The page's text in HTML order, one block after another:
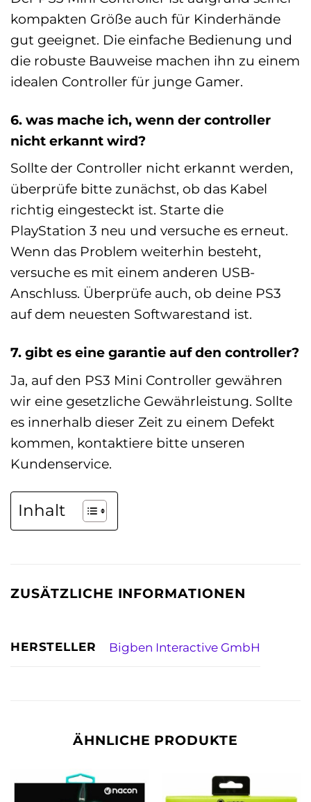
kompakten Größe auch für Kinderhände
gut geeignet. Die einfache Bedienung und
die robuste Bauweise machen ihn zu einem
idealen Controller für junge Gamer.
6. was mache ich, wenn der controller
nicht erkannt wird?
Sollte der Controller nicht erkannt werden,
überprüfe bitte zunächst, ob das Kabel
richtig eingesteckt ist. Starte die
PlayStation 3 neu und versuche es erneut.
Wenn das Problem weiterhin besteht,
versuche es mit einem anderen USB-
Anschluss. Überprüfe auch, ob deine PS3
auf dem neuesten Softwarestand ist.
7. gibt es eine garantie auf den controller?
Ja, auf den PS3 Mini Controller gewähren
wir eine gesetzliche Gewährleistung. Sollte
es innerhalb dieser Zeit zu einem Defekt
kommen, kontaktiere bitte unseren
Kundenservice.
Inhalt
ZUSÄTZLICHE INFORMATIONEN
HERSTELLER Bigben Interactive GmbH
ÄHNLICHE PRODUKTE